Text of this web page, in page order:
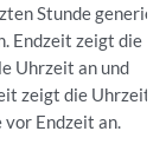
Stunde
Endzeit zeigt die
Uhrzeit an und
zeigt die Uhrzeit
vor Endzeit an.